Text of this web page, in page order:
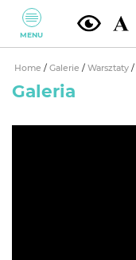
MENU
Home / Galerie / Warsztaty /
Galeria